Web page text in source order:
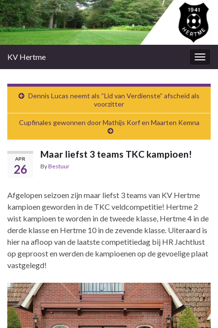
KV Hertme
Dennis Lucas neemt als “Lid van Verdienste” afscheid als
voorzitter
Cupfinales gewonnen door Mathijs Korf en Maarten Kemna
APR
26
Maar liefst 3 teams TKC kampioen!
ByBestuur
Afgelopen seizoen zijn maar liefst 3 teams van KV Hertme
kampioen geworden in de TKC veldcompetitie! Hertme 2
wist kampioen te worden in de tweede klasse, Hertme 4 in de
derde klasse en Hertme 10 in de zevende klasse. Uiteraard is
hier na afloop van de laatste competitiedag bij HR Jachtlust
op geproost en werden de kampioenen op de gevoelige plaat
vastgelegd!